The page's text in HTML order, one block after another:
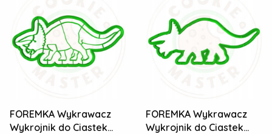
FOREMKA Wykrawacz
Wykrojnik do Ciastek
FOREMKA Wykrawacz
Wykrojnik do Ciastek